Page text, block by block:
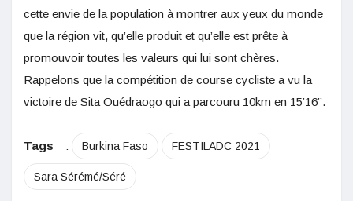
cette envie de la population à montrer aux yeux du monde
que la région vit, qu’elle produit et qu’elle est prête à
promouvoir toutes les valeurs qui lui sont chères.
Rappelons que la compétition de course cycliste a vu la
victoire de Sita Ouédraogo qui a parcouru 10km en 15’16’’.
Tags : Burkina Faso FESTILADC 2021
Sara Sérémé/Séré